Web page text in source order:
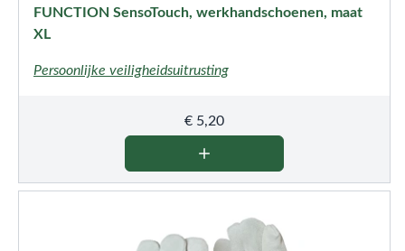
FUNCTION SensoTouch, werkhandschoenen, maat
XL
Persoonlijke veiligheidsuitrusting
€ 5,20